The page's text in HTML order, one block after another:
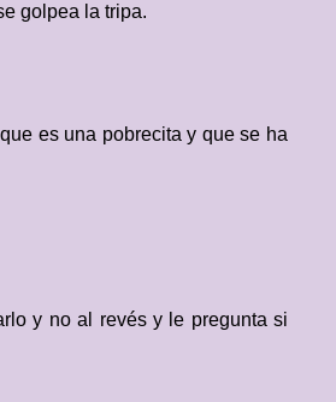
golpea la tripa.
es una pobrecita y que se ha
y no al revés y le pregunta si